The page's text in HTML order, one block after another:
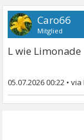
Caro66
Mitglied
L wie Limonade
05.07.2026 00:22 •